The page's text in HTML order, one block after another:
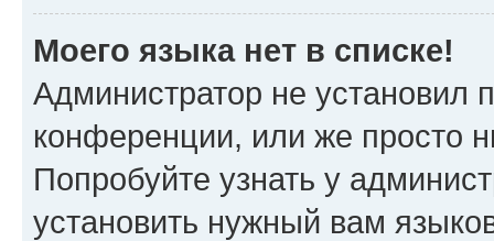
Моего языка нет в списке!
Администратор не установил
конференции, или же просто
Попробуйте узнать у
установить нужный вам